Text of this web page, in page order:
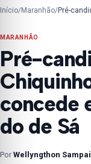
Início/Maranhão/
MARANHÃO
Pré-
concede
do de Sá
PorWellyngthon